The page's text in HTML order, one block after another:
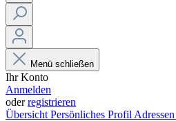
Menü schließen
Ihr Konto
Anmelden
oderregistrieren
Übersicht Persönliches Profil Adressen